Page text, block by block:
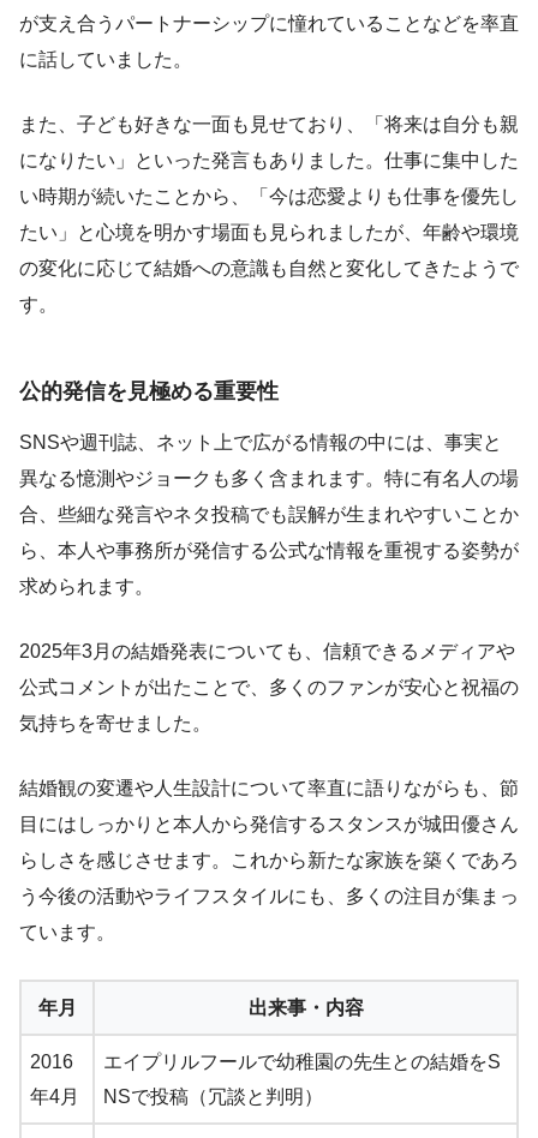
が支え合うパートナーシップに憧れていることなどを率直
に話していました。
また、子ども好きな一面も見せており、「将来は自分も親
になりたい」といった発言もありました。仕事に集中した
い時期が続いたことから、「今は恋愛よりも仕事を優先し
たい」と心境を明かす場面も見られましたが、年齢や環境
の変化に応じて結婚への意識も自然と変化してきたようで
す。
公的発信を見極める重要性
SNSや週刊誌、ネット上で広がる情報の中には、事実と
異なる憶測やジョークも多く含まれます。特に有名人の場
合、些細な発言やネタ投稿でも誤解が生まれやすいことか
ら、本人や事務所が発信する公式な情報を重視する姿勢が
求められます。
2025年3月の結婚発表についても、信頼できるメディアや
公式コメントが出たことで、多くのファンが安心と祝福の
気持ちを寄せました。
結婚観の変遷や人生設計について率直に語りながらも、節
目にはしっかりと本人から発信するスタンスが城田優さん
らしさを感じさせます。これから新たな家族を築くであろ
う今後の活動やライフスタイルにも、多くの注目が集まっ
ています。
年月 出来事・内容
2016
年4月
エイプリルフールで幼稚園の先生との結婚をS
NSで投稿（冗談と判明）